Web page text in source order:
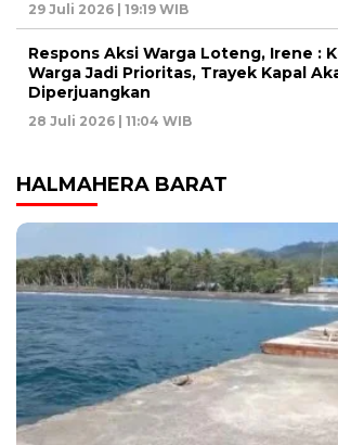
29 Juli 2026 | 19:19 WIB
Respons Aksi Warga Loteng, Irene :
Warga Jadi Prioritas, Trayek Kapal
Diperjuangkan
28 Juli 2026 | 11:04 WIB
HALMAHERA BARAT